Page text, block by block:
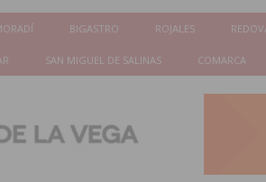
BIGASTRO ROJALES
SAN MIGUEL DE SALINAS COMARCA